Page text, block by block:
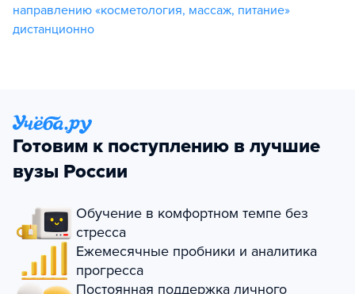
направлению «косметология, массаж, питание»
дистанционно
Готовим к поступлению в лучшие
вузы России
Обучение в комфортном темпе без
стресса
Ежемесячные пробники и аналитика
прогресса
Постоянная поддержка личного